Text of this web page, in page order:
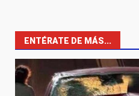
ENTÉRATE DE MÁS...